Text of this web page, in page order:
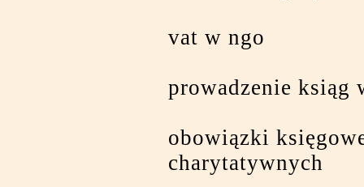
vat w ngo
prowadzenie ksiąg
obowiązki
charytatywnych